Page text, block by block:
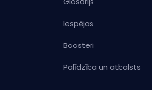
Iespējas
Boosteri
Palīdzība un atbalsts